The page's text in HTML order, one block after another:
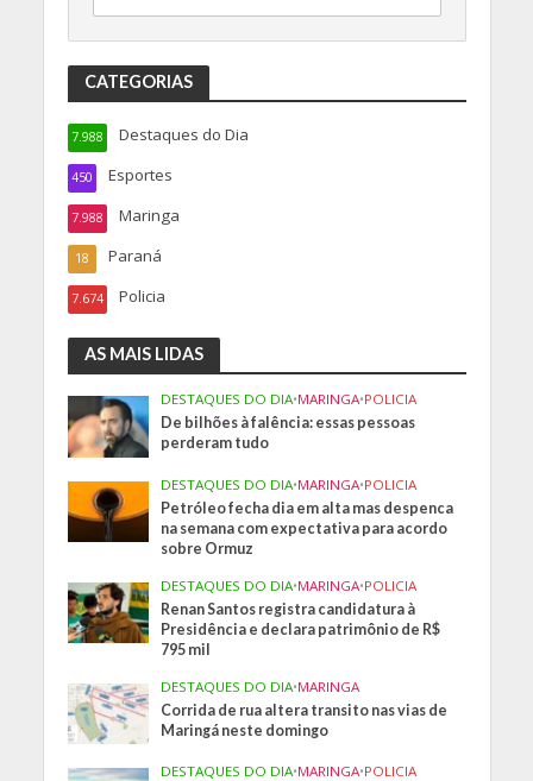
CATEGORIAS
Destaques do Dia
7.988
Esportes
450
Maringa
7.988
Paraná
18
Policia
7.674
AS MAIS LIDAS
DESTAQUES DO DIA•MARINGA•POLICIA
De bilhões à falência: essas pessoas
perderam tudo
DESTAQUES DO DIA•MARINGA•POLICIA
Petróleo fecha dia em alta mas despenca
na semana com expectativa para acordo
sobre Ormuz
DESTAQUES DO DIA•MARINGA•POLICIA
Renan Santos registra candidatura à
Presidência e declara patrimônio de R$
795 mil
DESTAQUES DO DIA•MARINGA
Corrida de rua altera transito nas vias de
Maringá neste domingo
DESTAQUES DO DIA•MARINGA•POLICIA